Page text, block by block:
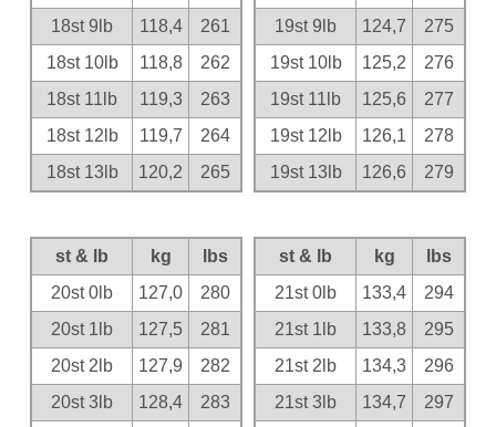
18st 9lb
118,4
261
18st 10lb
118,8
262
18st 11lb
119,3
263
18st 12lb
119,7
264
18st 13lb
120,2 265
19st 9lb
124,7
275
19st 10lb
125,2
276
19st 11lb
125,6
277
19st 12lb
126,1
278
19st 13lb
126,6 279
st & lb kg
lbs
20st 0lb
127,0
280
20st 1lb
127,5
281
20st 2lb
127,9
282
20st 3lb
128,4
283
st & lb kg
lbs
21st 0lb
133,4
294
21st 1lb
133,8
295
21st 2lb
134,3
296
21st 3lb
134,7
297